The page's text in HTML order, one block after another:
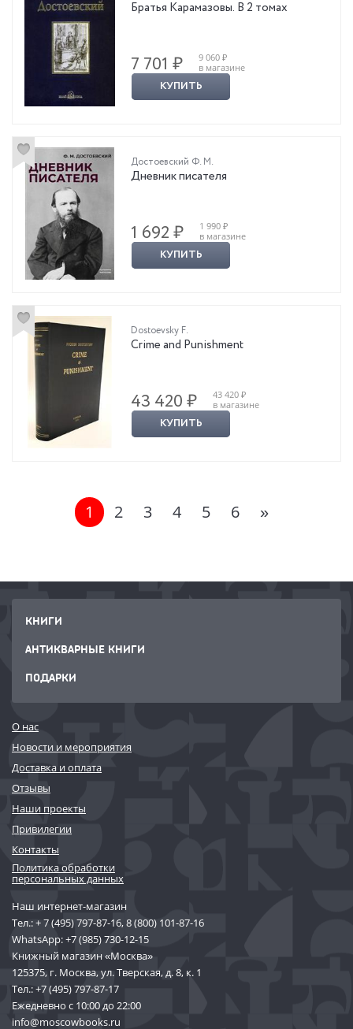
Братья Карамазовы. В 2 томах
7 701 ₽
9 060 ₽
в магазине
КУПИТЬ
Достоевский Ф. М.
Дневник писателя
1 692 ₽
1 990 ₽
в магазине
КУПИТЬ
Dostoevsky F.
Crime and Punishment
43 420 ₽
43 420 ₽
в магазине
КУПИТЬ
1 2 3 4 5 6 »
КНИГИ
АНТИКВАРНЫЕ КНИГИ
ПОДАРКИ
О нас
Новости и мероприятия
Доставка и оплата
Отзывы
Наши проекты
Привилегии
Контакты
Политика обработки
персональных данных
Наш интернет-магазин
Тел.:+ 7 (495) 797-87-16,8 (800) 101-87-16
WhatsApp:+7 (985) 730-12-15
Книжный магазин «Москва»
125375, г. Москва, ул. Тверская, д. 8, к. 1
Тел.:+7 (495) 797-87-17
Ежедневно с 10:00 до 22:00
info@moscowbooks.ru